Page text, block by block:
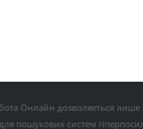
Онлайн дозволяється
пошукових систем